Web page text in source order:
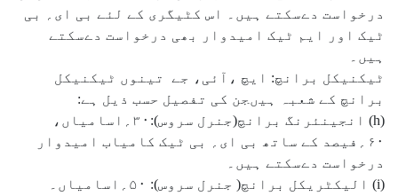
درخواست دےسکتے ہیں۔ اس کٹیگری کے لئے بی ای؍ بی
ٹیک اور ایم ٹیک امیدوار بھی درخواست دےسکتے
ہیں۔
ٹیکنیکل برانچ: ایچ ،آئی، جے تینوں ٹیکنیکل
برانچ کے شعبہ ہیںجن کی تفصیل حسب ذیل ہے:
(h) انجینئرنگ برانچ(جنرل سروس):۳۰؍اسامیاں،
۶۰؍فیصد کے ساتھ بی ای؍ بی ٹیک کامیاب امیدوار
درخواست دےسکتے ہیں۔
(i) الیکٹریکل برانچ( جنرل سروس): ۵۰؍اسامیاں۔